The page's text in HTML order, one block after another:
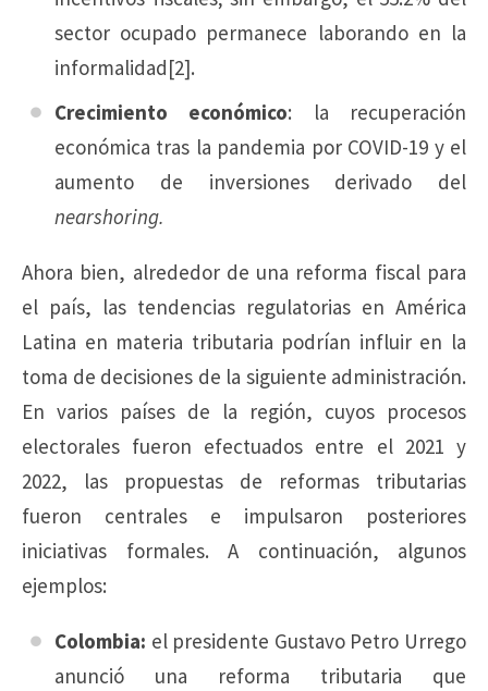
sector ocupado permanece laborando en la
informalidad[2].
Crecimiento económico: la recuperación
económica tras la pandemia por COVID-19 y el
aumento de inversiones derivado del
nearshoring.
Ahora bien, alrededor de una reforma fiscal para
el país, las tendencias regulatorias en América
Latina en materia tributaria podrían influir en la
toma de decisiones de la siguiente administración.
En varios países de la región, cuyos procesos
electorales fueron efectuados entre el 2021 y
2022, las propuestas de reformas tributarias
fueron centrales e impulsaron posteriores
iniciativas formales. A continuación, algunos
ejemplos:
Colombia: el presidente Gustavo Petro Urrego
anunció una reforma tributaria que